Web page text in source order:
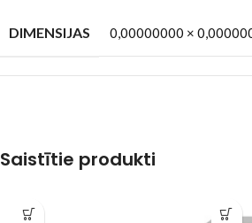
DIMENSIJAS 0,00000000 ×
Saistītie produkti